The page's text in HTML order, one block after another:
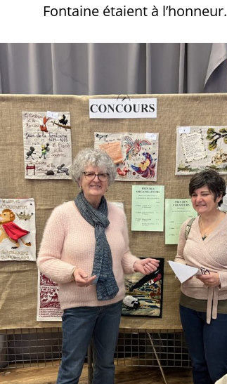
Fontaine étaient à l’honneur.